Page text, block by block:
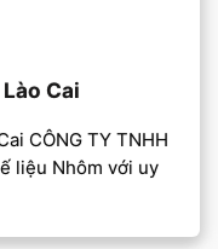
Cai
CÔNG TY TNHH
liệu Nhôm với uy